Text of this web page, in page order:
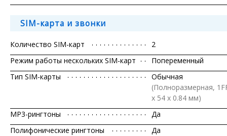
SIM-карта и звонки
Количество SIM-карт
2
Режим работы нескольких SIM-карт
Попеременный
Тип SIM-карты
Обычная
(Полноразмерная,
x 54 x 0.84 мм)
MP3-рингтоны
Да
Полифонические рингтоны
Да